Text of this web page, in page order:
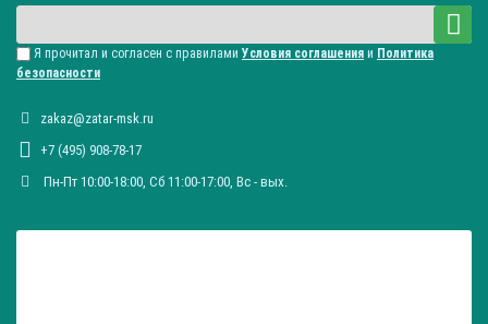
Я прочитал и согласен с правилами Условия соглашения и Политика
безопасности
zakaz@zatar-msk.ru
+7 (495) 908-78-17
Пн-Пт 10:00-18:00, Сб 11:00-17:00, Вc - вых.